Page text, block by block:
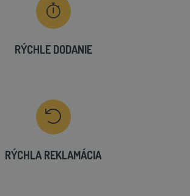
RÝCHLE DODANIE
RÝCHLA REKLAMÁCIA